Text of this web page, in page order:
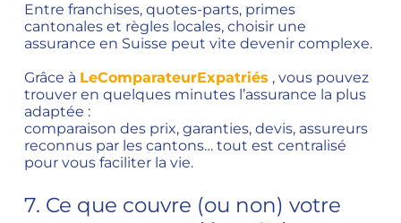
Entre franchises, quotes-parts, primes
cantonales et règles locales, choisir une
assurance en Suisse peut vite devenir complexe.
Grâce à LeComparateurExpatriés , vous pouvez
trouver en quelques minutes l’assurance la plus
adaptée :
comparaison des prix, garanties, devis, assureurs
reconnus par les cantons… tout est centralisé
pour vous faciliter la vie.
7. Ce que couvre (ou non) votre